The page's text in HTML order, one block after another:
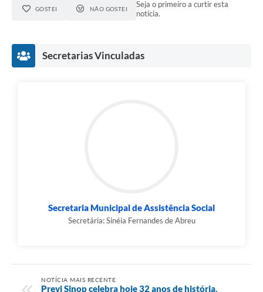
GOSTEI NÃO GOSTEI
Seja o primeiro a curtir esta
notícia.
Secretarias Vinculadas
Secretaria Municipal de Assistência Social
Secretária: Sinéia Fernandes de Abreu
NOTÍCIA MAIS RECENTE
Previ Sinop celebra hoje 32 anos de história,